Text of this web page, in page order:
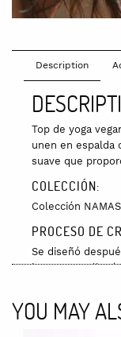
Description
Top de yoga
unen en espalda
suave que
COLECCIÓN:
Colección
PROCESO DE
Se diseñó
bocetos, se llevó
MATERIA
YOU MAY